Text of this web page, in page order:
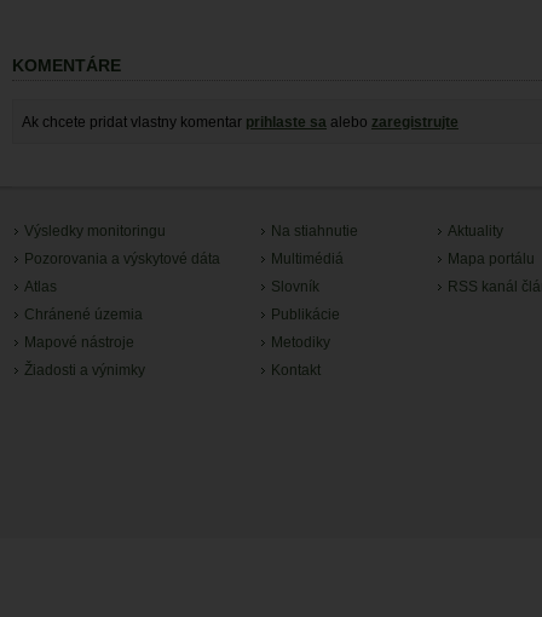
KOMENTÁRE
Ak chcete pridat vlastny komentar prihlaste sa alebo zaregistrujte
Výsledky monitoringu
Pozorovania a výskytové dáta
Atlas
Chránené územia
Mapové nástroje
Žiadosti a výnimky
Na stiahnutie
Multimédiá
Slovník
Publikácie
Metodiky
Kontakt
Aktuality
Mapa portálu
RSS kanál